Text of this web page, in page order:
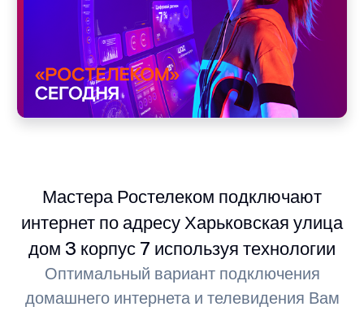
Мастера Ростелеком подключают
интернет по адресу Харьковская улица
дом 3 корпус 7 используя технологии
Оптимальный вариант подключения
домашнего интернета и телевидения Вам